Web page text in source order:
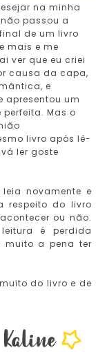
na minha
passou a
de um livro
mais e me
ver que eu criei
causa da capa,
e
apresentou um
Mas o
livro após lê-
ler goste
novamente e
respeito do livro
ou não.
é perdida
muito a pena ter
do livro e de